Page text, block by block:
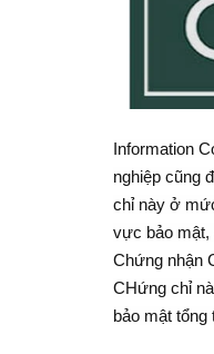
Information
nghiệp cũng
chỉ này ở
vực bảo mật,
Chứng nhận
CHứng chỉ
bảo mật tổng